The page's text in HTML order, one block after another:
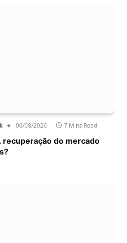
06/08/2026 7 Mins Read
recuperação do mercado